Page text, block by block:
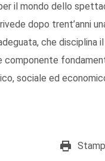
il mondo dello
dopo trent’anni
che disciplina
componente
sociale ed